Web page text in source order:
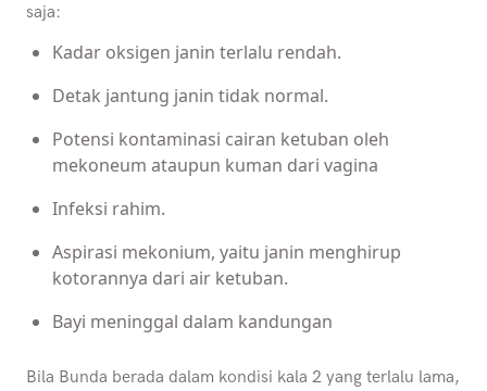
saja:
Kadar oksigen janin terlalu rendah.
Detak jantung janin tidak normal.
Potensi kontaminasi cairan ketuban oleh
mekoneum ataupun kuman dari vagina
Infeksi rahim.
Aspirasi mekonium, yaitu janin menghirup
kotorannya dari air ketuban.
Bayi meninggal dalam kandungan
Bila Bunda berada dalam kondisi kala 2 yang terlalu lama,